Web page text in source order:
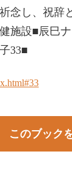
念し、祝辞
施設■辰巳
33■
このブック